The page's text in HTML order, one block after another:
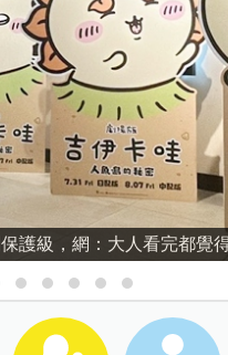
，不是成績而是讀懂孩子